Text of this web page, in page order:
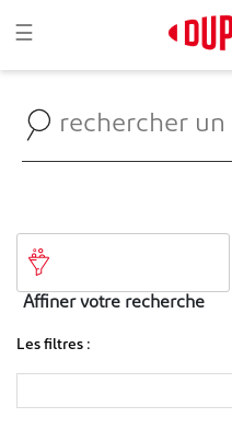
Toggle navigation
☰
Affiner votre recherche
Les filtres :